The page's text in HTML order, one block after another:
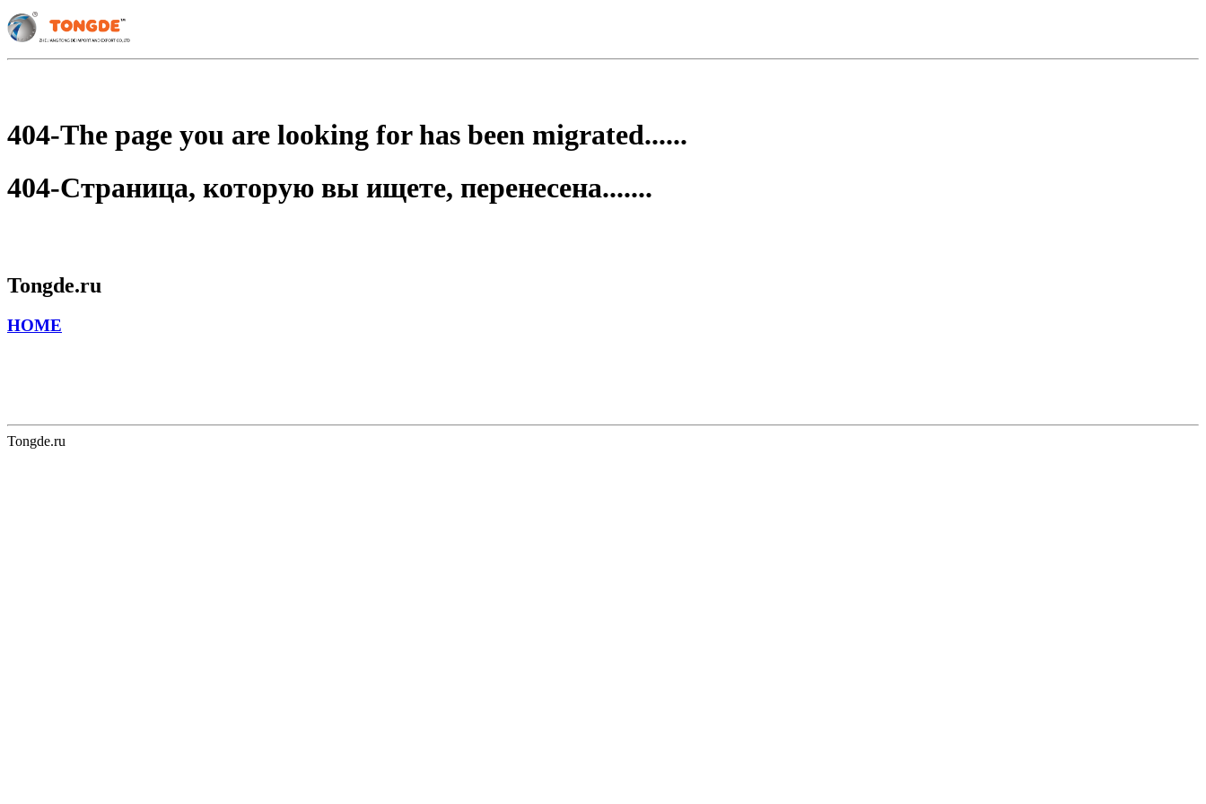
404-The page you are looking for has been migrated......
404-Страница, которую вы ищете, перенесена.......
Tongde.ru
HOME
Tongde.ru